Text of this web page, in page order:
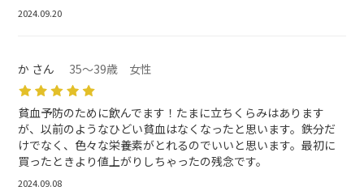
2024.09.20
か さん 35～39歳 女性
貧血予防のために飲んでます！たまに立ちくらみはあります
が、以前のようなひどい貧血はなくなったと思います。鉄分だ
けでなく、色々な栄養素がとれるのでいいと思います。最初に
買ったときより値上がりしちゃったの残念です。
2024.09.08